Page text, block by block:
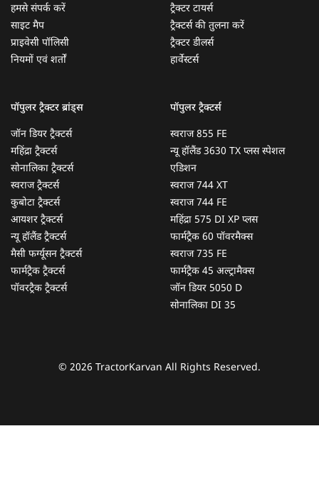
हमसे संपर्क करें
साइट मैप
प्राइवेसी पॉलिसी
नियमों एवं शर्तों
ट्रैक्टर टायर्स
ट्रैक्टर्स की तुलना करें
ट्रैक्टर डीलर्स
हार्वेस्टर्स
पॉपुलर ट्रैक्टर ब्रांड्स
जॉन डियर ट्रैक्टर्स
महिंद्रा ट्रैक्टर्स
सोनालिका ट्रैक्टर्स
स्वराज ट्रैक्टर्स
कुबोटा ट्रैक्टर्स
आयशर ट्रैक्टर्स
न्यू हॉलैंड ट्रैक्टर्स
मैसी फर्ग्यूसन ट्रैक्टर्स
फार्मट्रैक ट्रैक्टर्स
पॉवरट्रैक ट्रैक्टर्स
पॉपुलर ट्रैक्टर्स
स्वराज 855 FE
न्यू हॉलैंड 3630 TX प्लस स्पेशल
एडिशन
स्वराज 744 XT
स्वराज 744 FE
महिंद्रा 575 DI XP प्लस
फार्मट्रैक 60 पॉवरमैक्स
स्वराज 735 FE
फार्मट्रैक 45 अल्ट्रामैक्स
जॉन डियर 5050 D
सोनालिका DI 35
© 2026 TractorKarvan All Rights Reserved.